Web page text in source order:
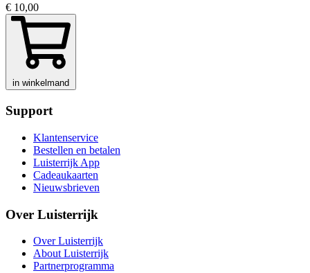
€ 10,00
in winkelmand
Support
Klantenservice
Bestellen en betalen
Luisterrijk App
Cadeaukaarten
Nieuwsbrieven
Over Luisterrijk
Over Luisterrijk
About Luisterrijk
Partnerprogramma